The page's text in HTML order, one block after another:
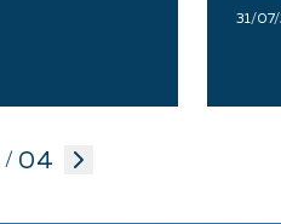
31/
/ 04